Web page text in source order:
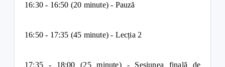
16:30 - 16:50 (20 minute) - Pauză
16:50 - 17:35 (45 minute) - Lecția 2
17:35 - 18:00 (25 minute) - Sesiunea finală de